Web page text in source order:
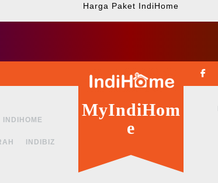
Harga Paket IndiHome
INDIHOME
INDIBIZ
MyIndiHom
e